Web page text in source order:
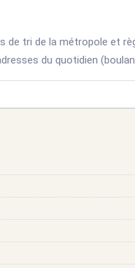
de tri de la métropole et
du quotidien